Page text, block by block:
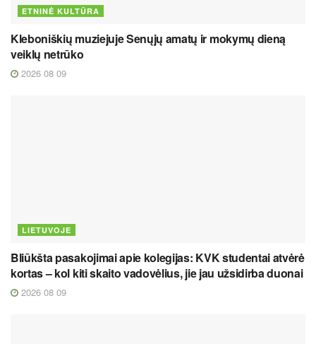
ETNINĖ KULTŪRA
Kleboniškių muziejuje Senųjų amatų ir mokymų dieną
veiklų netrūko
2026 08 09
LIETUVOJE
Bliūkšta pasakojimai apie kolegijas: KVK studentai atvėrė
kortas – kol kiti skaito vadovėlius, jie jau užsidirba duonai
2026 08 09